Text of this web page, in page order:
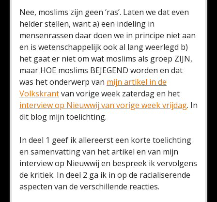
Nee, moslims zijn geen ‘ras’. Laten we dat even
helder stellen, want a) een indeling in
mensenrassen daar doen we in principe niet aan
en is wetenschappelijk ook al lang weerlegd b)
het gaat er niet om wat moslims als groep ZIJN,
maar HOE moslims BEJEGEND worden en dat
was het onderwerp van mijn artikel in de
Volkskrantvan vorige week zaterdag en het
interview op Nieuwwij van vorige week vrijdag. In
dit blog mijn toelichting.
In deel 1 geef ik allereerst een korte toelichting
en samenvatting van het artikel en van mijn
interview op Nieuwwij en bespreek ik vervolgens
de kritiek. In deel 2 ga ik in op de racialiserende
aspecten van de verschillende reacties.